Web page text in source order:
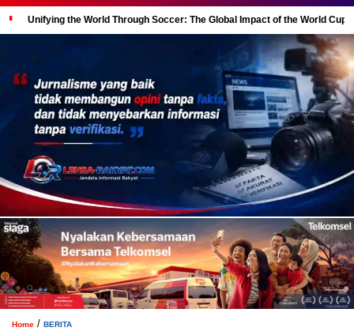
Unifying the World Through Soccer: The Global Impact of the World Cup
Home / BERITA